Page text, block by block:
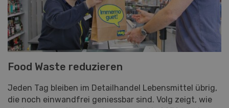
Food Waste reduzieren
Jeden Tag bleiben im Detailhandel Lebensmittel übrig,
die noch einwandfrei geniessbar sind. Volg zeigt, wie